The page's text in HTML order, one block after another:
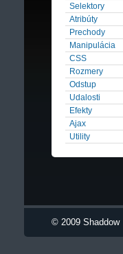
Selektory
Atribúty
Prechody
Manipulácia
CSS
Rozmery
Odstup
Udalosti
Efekty
Ajax
Utility
© 2009 Shaddow